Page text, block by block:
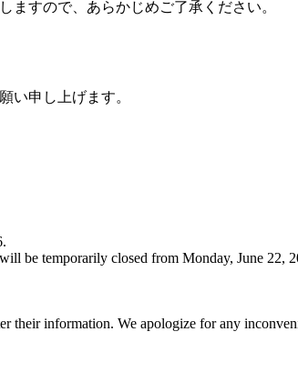
ますので、あらかじめご了承ください。
い申し上げます。
be temporarily closed from Monday, June 22,
information. We apologize for any